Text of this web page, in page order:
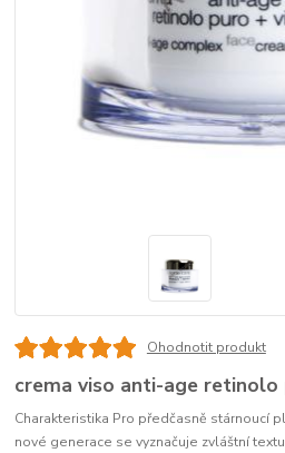
Ohodnotit produkt
crema viso anti-age
Charakteristika Pro předčasně stárnoucí
nové generace se vyznačuje zvláštní